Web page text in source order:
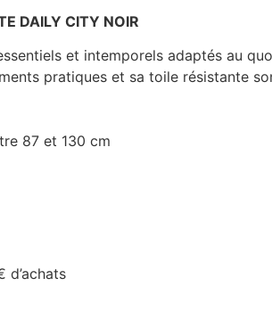
DAILY CITY NOIR
et intemporels adaptés au
pratiques et sa toile résistante
87 et 130 cm